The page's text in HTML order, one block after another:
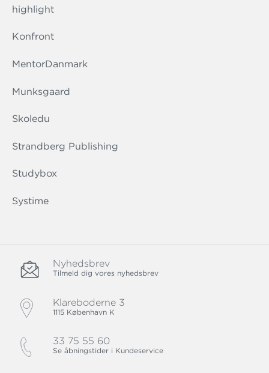
highlight
Konfront
MentorDanmark
Munksgaard
Skoledu
Strandberg Publishing
Studybox
Systime
Nyhedsbrev
Tilmeld dig vores nyhedsbrev
Klareboderne 3
1115 København K
33 75 55 60
Se åbningstider i Kundeservice